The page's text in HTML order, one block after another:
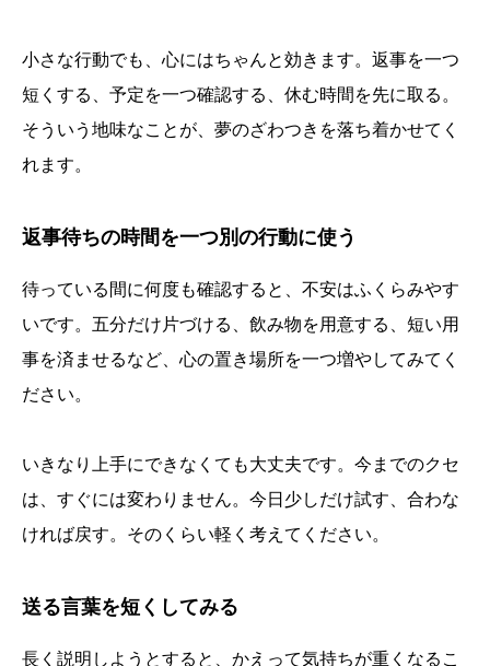
小さな行動でも、心にはちゃんと効きます。返事を一つ
短くする、予定を一つ確認する、休む時間を先に取る。
そういう地味なことが、夢のざわつきを落ち着かせてく
れます。
返事待ちの時間を一つ別の行動に使う
待っている間に何度も確認すると、不安はふくらみやす
いです。五分だけ片づける、飲み物を用意する、短い用
事を済ませるなど、心の置き場所を一つ増やしてみてく
ださい。
いきなり上手にできなくても大丈夫です。今までのクセ
は、すぐには変わりません。今日少しだけ試す、合わな
ければ戻す。そのくらい軽く考えてください。
送る言葉を短くしてみる
長く説明しようとすると、かえって気持ちが重くなるこ
誕生日ランキング 金運神社 金運財布 姓名判断